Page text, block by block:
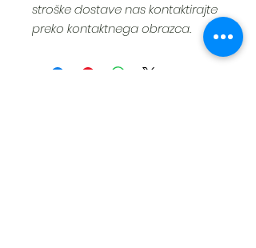
stroške dostave nas kontaktirajte
preko kontaktnega obrazca.